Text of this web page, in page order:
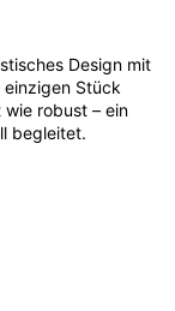
Design mit
Stück
robust – ein
begleitet.